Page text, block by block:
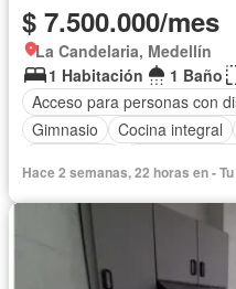
$ 7.500.000/mes
La Candelaria, Medellín
1 Habitación
1 Baño
Acceso para personas con
Gimnasio
Cocina integral
Seguridad privada
Piscina
Hace 2 semanas, 22 horas en -